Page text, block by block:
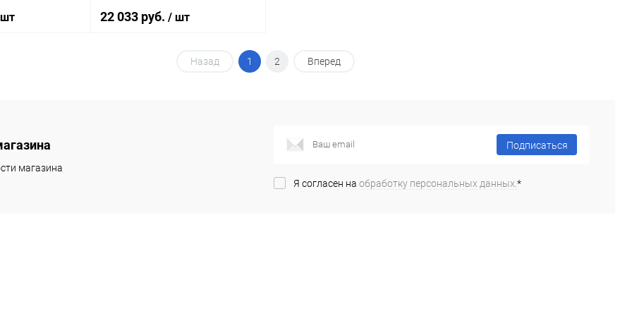
22 033 руб. / шт
Назад 1 2 Вперед
магазина
Подписаться
Я согласен на обработку персональных данных. *